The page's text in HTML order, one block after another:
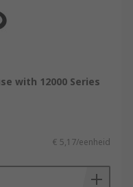
with 12000 Series
€ 5,17/eenheid